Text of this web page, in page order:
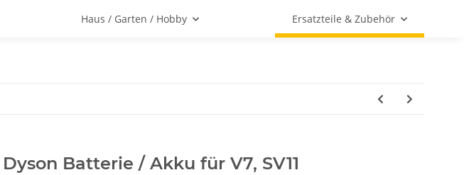
Haus / Garten / Hobby Ersatzteile & Zubehör
Dyson Batterie / Akku für V7, SV11